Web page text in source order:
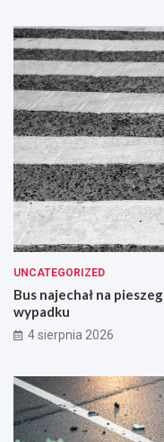
UNCATEGORIZED
Bus najechał na
wypadku
4 sierpnia 2026